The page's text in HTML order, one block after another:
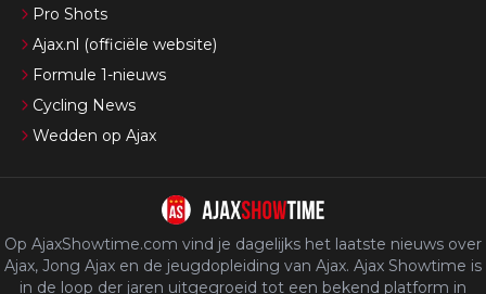
Pro Shots
Ajax.nl (officiële website)
Formule 1-nieuws
Cycling News
Wedden op Ajax
Op AjaxShowtime.com vind je dagelijks het laatste nieuws over
Ajax, Jong Ajax en de jeugdopleiding van Ajax. Ajax Showtime is
in de loop der jaren uitgegroeid tot een bekend platform in